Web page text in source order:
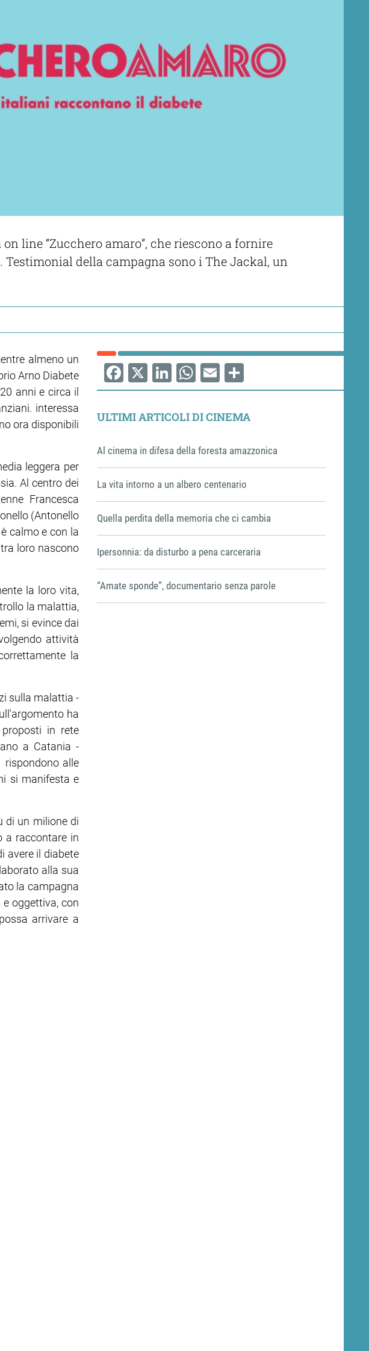
line “Zucchero amaro”, che riescono a fornire
della campagna sono i The Jackal, un
almeno un
Arno Diabete
anni e circa il
interessa
ora disponibili
leggera per
Al centro dei
Francesca
(Antonello
calmo e con la
loro nascono
la loro vita,
la malattia,
si evince dai
attività
la
sulla malattia -
ha
in rete
a Catania -
alle
si manifesta e
di un milione di
a raccontare in
avere il diabete
alla sua
la campagna
oggettiva, con
arrivare a
Facebook
X LinkedIn
WhatsApp
EmailShare
ULTIMI ARTICOLI DI CINEMA
Al cinema in difesa della foresta amazzonica
La vita intorno a un albero centenario
Quella perdita della memoria che ci cambia
Ipersonnia: da disturbo a pena carceraria
“Amate sponde”, documentario senza parole